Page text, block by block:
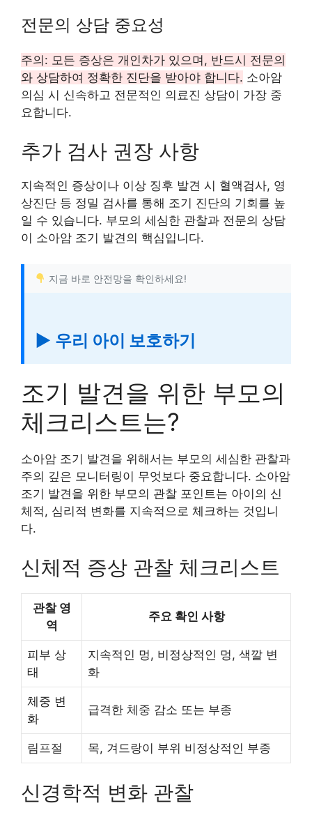
전문의 상담 중요성
주의: 모든 증상은 개인차가 있으며, 반드시 전문의
와 상담하여 정확한 진단을 받아야 합니다. 소아암
의심 시 신속하고 전문적인 의료진 상담이 가장 중
요합니다.
추가 검사 권장 사항
지속적인 증상이나 이상 징후 발견 시 혈액검사, 영
상진단 등 정밀 검사를 통해 조기 진단의 기회를 높
일 수 있습니다. 부모의 세심한 관찰과 전문의 상담
이 소아암 조기 발견의 핵심입니다.
지금 바로 안전망을 확인하세요!
▶ 우리 아이 보호하기
조기 발견을 위한 부모의
체크리스트는?
소아암 조기 발견을 위해서는 부모의 세심한 관찰과
주의 깊은 모니터링이 무엇보다 중요합니다. 소아암
조기 발견을 위한 부모의 관찰 포인트는 아이의 신
체적, 심리적 변화를 지속적으로 체크하는 것입니
다.
신체적 증상 관찰 체크리스트
관찰 영
역
주요 확인 사항
피부 상
태
지속적인 멍, 비정상적인 멍, 색깔 변
화
체중 변
화
급격한 체중 감소 또는 부종
림프절 목, 겨드랑이 부위 비정상적인 부종
신경학적 변화 관찰